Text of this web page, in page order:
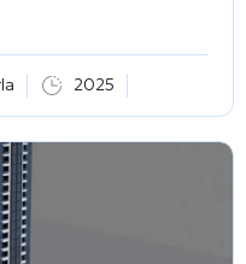
2025